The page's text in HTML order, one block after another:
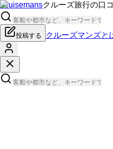
Cruisemansクルーズ旅行の口
投稿する クルーズマンズと